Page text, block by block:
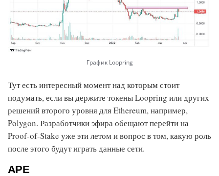
График Loopring
Тут есть интересный момент над которым стоит
подумать, если вы держите токены Loopring или других
решений второго уровня для Ethereum, например,
Polygon. Разработчики эфира обещают перейти на
Proof-of-Stake уже эти летом и вопрос в том, какую роль
после этого будут играть данные сети.
APE